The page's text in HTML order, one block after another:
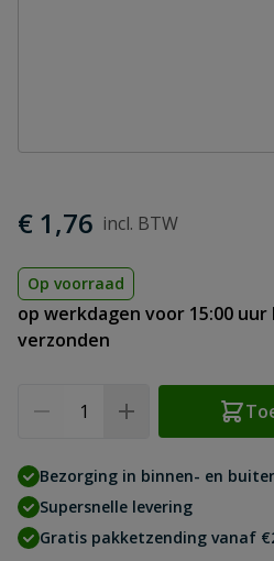
€ 1,76
Op voorraad
op werkdagen voor 15:00
verzonden
Bezorging in binnen- en
Supersnelle levering
Gratis pakketzending vanaf